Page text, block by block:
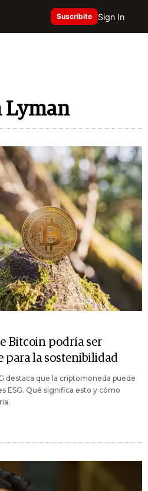
Suscribite Sign In
Lyman
Bitcoin podría ser
para la sostenibilidad
destaca que la criptomoneda puede
ESG. Qué significa esto y cómo